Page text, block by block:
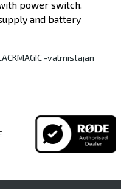
power switch.
and battery
-valmistajan